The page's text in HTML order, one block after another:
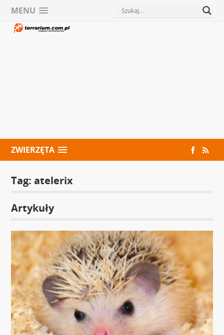
MENU
ZWIERZĘTA
Tag: atelerix
Artykuły